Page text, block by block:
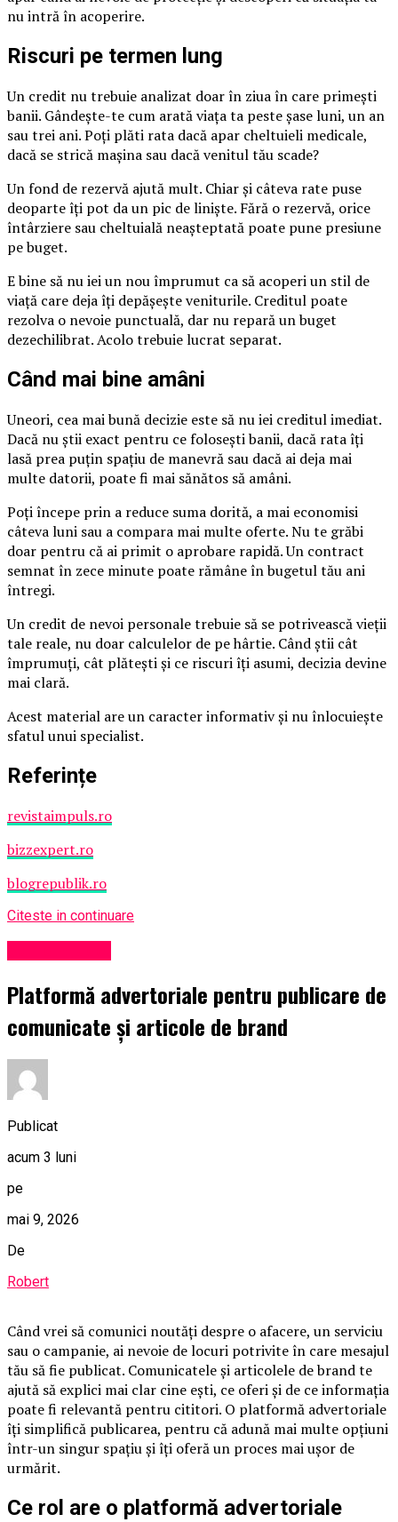
nu intră în acoperire.
Riscuri pe termen lung
Un credit nu trebuie analizat doar în ziua în care primești
banii. Gândește-te cum arată viața ta peste șase luni, un an
sau trei ani. Poți plăti rata dacă apar cheltuieli medicale,
dacă se strică mașina sau dacă venitul tău scade?
Un fond de rezervă ajută mult. Chiar și câteva rate puse
deoparte îți pot da un pic de liniște. Fără o rezervă, orice
întârziere sau cheltuială neașteptată poate pune presiune
pe buget.
E bine să nu iei un nou împrumut ca să acoperi un stil de
viață care deja îți depășește veniturile. Creditul poate
rezolva o nevoie punctuală, dar nu repară un buget
dezechilibrat. Acolo trebuie lucrat separat.
Când mai bine amâni
Uneori, cea mai bună decizie este să nu iei creditul imediat.
Dacă nu știi exact pentru ce folosești banii, dacă rata îți
lasă prea puțin spațiu de manevră sau dacă ai deja mai
multe datorii, poate fi mai sănătos să amâni.
Poți începe prin a reduce suma dorită, a mai economisi
câteva luni sau a compara mai multe oferte. Nu te grăbi
doar pentru că ai primit o aprobare rapidă. Un contract
semnat în zece minute poate rămâne în bugetul tău ani
întregi.
Un credit de nevoi personale trebuie să se potrivească vieții
tale reale, nu doar calculelor de pe hârtie. Când știi cât
împrumuți, cât plătești și ce riscuri îți asumi, decizia devine
mai clară.
Acest material are un caracter informativ și nu înlocuiește
sfatul unui specialist.
Referințe
revistaimpuls.ro
bizzexpert.ro
blogrepublik.ro
Citeste in continuare
Platformă advertoriale pentru publicare de
comunicate și articole de brand
Publicat
acum 3 luni
pe
mai 9, 2026
De
Robert
Când vrei să comunici noutăți despre o afacere, un serviciu
sau o campanie, ai nevoie de locuri potrivite în care mesajul
tău să fie publicat. Comunicatele și articolele de brand te
ajută să explici mai clar cine ești, ce oferi și de ce informația
poate fi relevantă pentru cititori. O platformă advertoriale
îți simplifică publicarea, pentru că adună mai multe opțiuni
într-un singur spațiu și îți oferă un proces mai ușor de
urmărit.
Ce rol are o platformă advertoriale